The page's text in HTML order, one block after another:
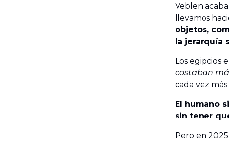
Veblen
llevamos
objetos,
la jerarquía
Los egipcios
costaban
cada vez
El humano
sin tener
Pero en